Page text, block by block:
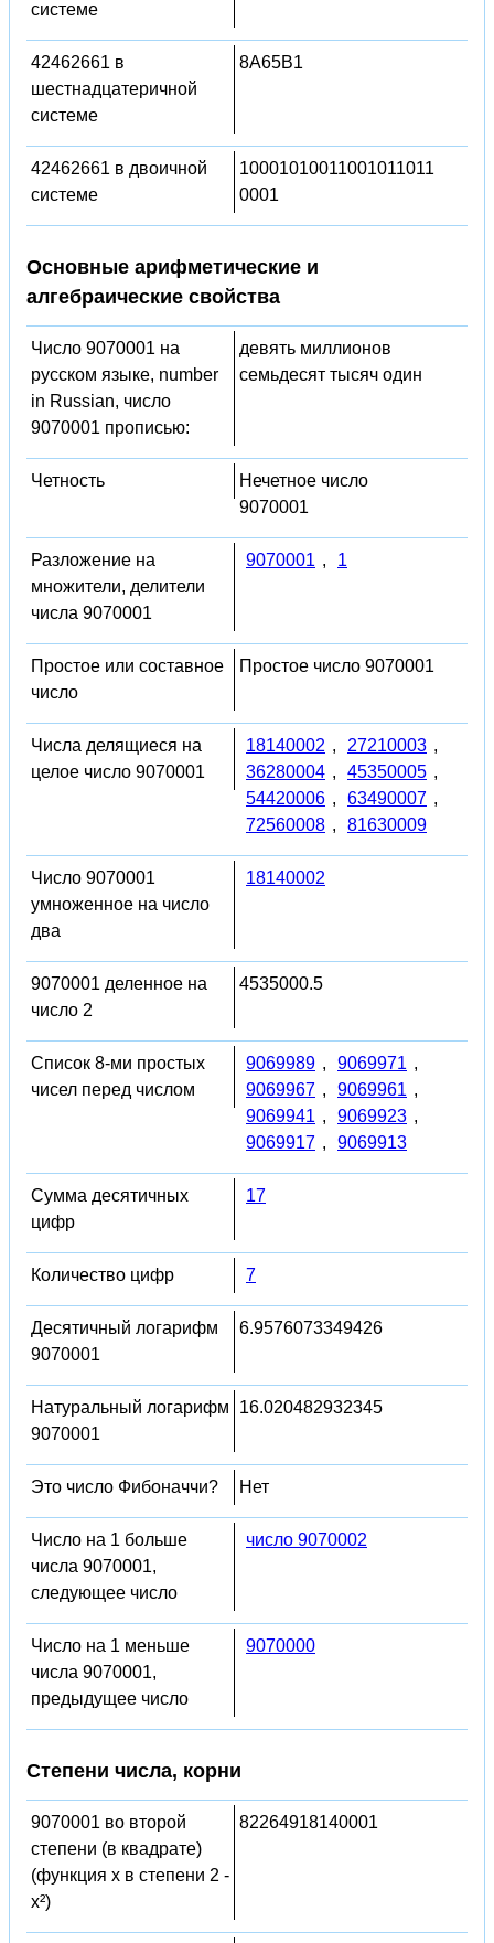
системе
42462661 в
шестнадцатеричной
системе
8A65B1
42462661 в двоичной
системе
10001010011001011011
0001
Основные арифметические и
алгебраические свойства
Число 9070001 на
русском языке, number
in Russian, число
9070001 прописью:
девять миллионов
семьдесят тысяч один
Четность
Нечетное число
9070001
Разложение на
множители, делители
числа 9070001
9070001 , 1
Простое или составное
число
Простое число 9070001
Числа делящиеся на
целое число 9070001
18140002 , 27210003 ,
36280004 , 45350005 ,
54420006 , 63490007 ,
72560008 , 81630009
Число 9070001
умноженное на число
два
18140002
9070001 деленное на
число 2
4535000.5
Список 8-ми простых
чисел перед числом
9069989 , 9069971 ,
9069967 , 9069961 ,
9069941 , 9069923 ,
9069917 , 9069913
Сумма десятичных
цифр
17
Количество цифр 7
Десятичный логарифм
9070001
6.9576073349426
Натуральный логарифм
9070001
16.020482932345
Это число Фибоначчи? Нет
Число на 1 больше
числа 9070001,
следующее число
число 9070002
Число на 1 меньше
числа 9070001,
предыдущее число
9070000
Степени числа, корни
9070001 во второй
степени (в квадрате)
(функция x в степени 2 -
x²)
82264918140001